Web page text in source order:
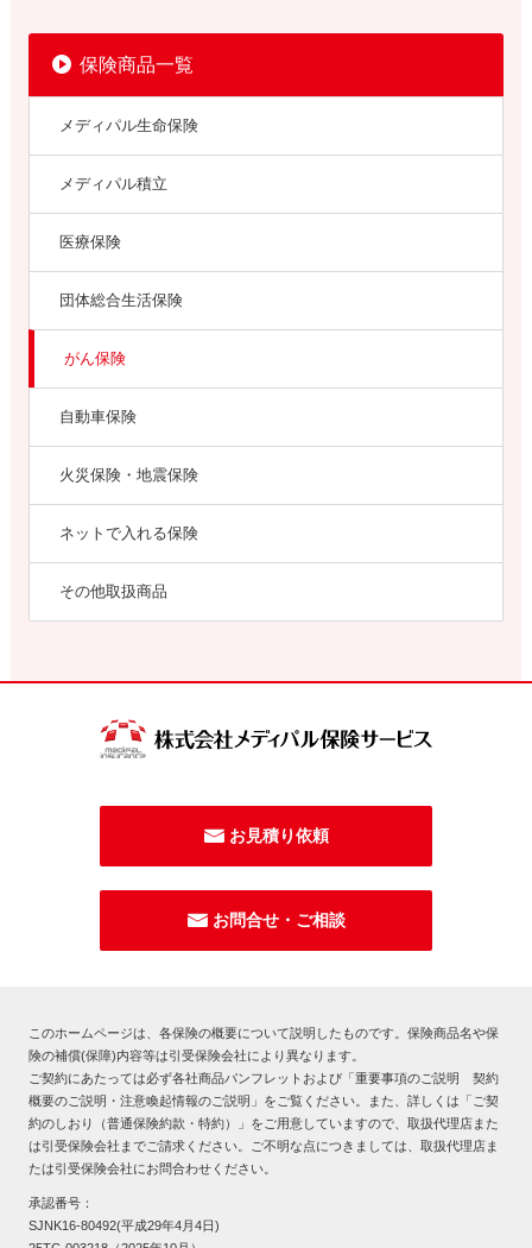
保険商品一覧
メディパル生命保険
メディパル積立
医療保険
団体総合生活保険
がん保険
自動車保険
火災保険・地震保険
ネットで入れる保険
その他取扱商品
お見積り依頼
お問合せ・ご相談
このホームページは、各保険の概要について説明したものです。保険商品名や保
険の補償(保障)内容等は引受保険会社により異なります。
ご契約にあたっては必ず各社商品パンフレットおよび「重要事項のご説明 契約
概要のご説明・注意喚起情報のご説明」をご覧ください。また、詳しくは「ご契
約のしおり（普通保険約款・特約）」をご用意していますので、取扱代理店また
は引受保険会社までご請求ください。ご不明な点につきましては、取扱代理店ま
たは引受保険会社にお問合わせください。
承認番号：
SJNK16-80492(平成29年4月4日)